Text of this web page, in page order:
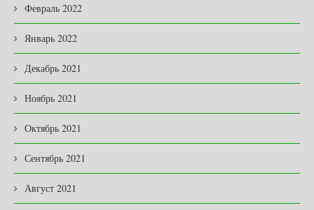
Февраль 2022
Январь 2022
Декабрь 2021
Ноябрь 2021
Октябрь 2021
Сентябрь 2021
Август 2021